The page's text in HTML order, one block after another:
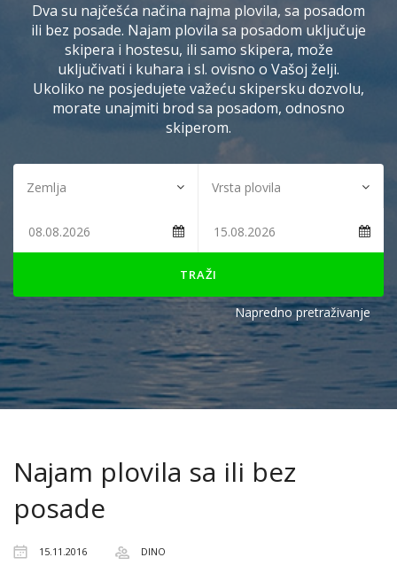
Dva su najčešća načina najma plovila, sa posadom
ili bez posade. Najam plovila sa posadom uključuje
skipera i hostesu, ili samo skipera, može
uključivati i kuhara i sl. ovisno o Vašoj želji.
Ukoliko ne posjedujete važeću skipersku dozvolu,
morate unajmiti brod sa posadom, odnosno
skiperom.
TRAŽI
Napredno pretraživanje
Najam plovila sa ili bez
posade
15.11.2016 DINO